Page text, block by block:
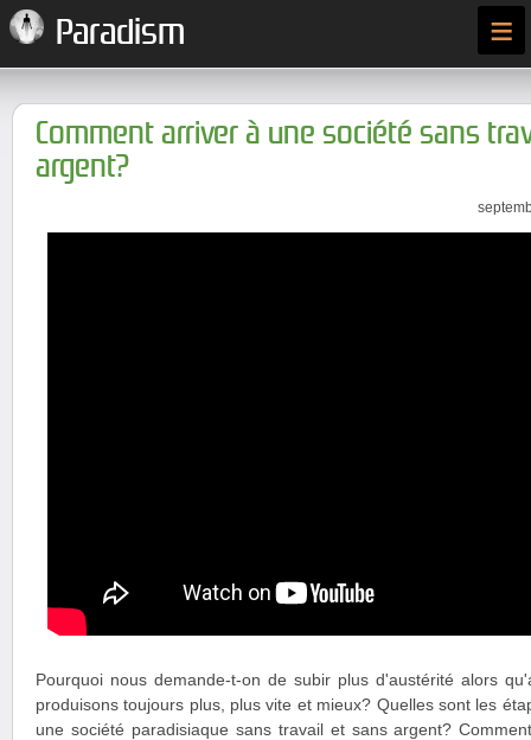
Paradism ≡
Comment arriver à une société sans
argent?
Pourquoi nous demande-t-on de subir plus d'austérité alors
produisons toujours plus, plus vite et mieux? Quelles sont les
une société paradisiaque sans travail et sans argent?